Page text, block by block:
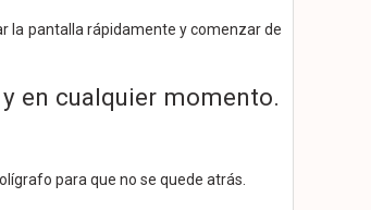
la pantalla rápidamente y comenzar de
en cualquier momento.
para que no se quede atrás.